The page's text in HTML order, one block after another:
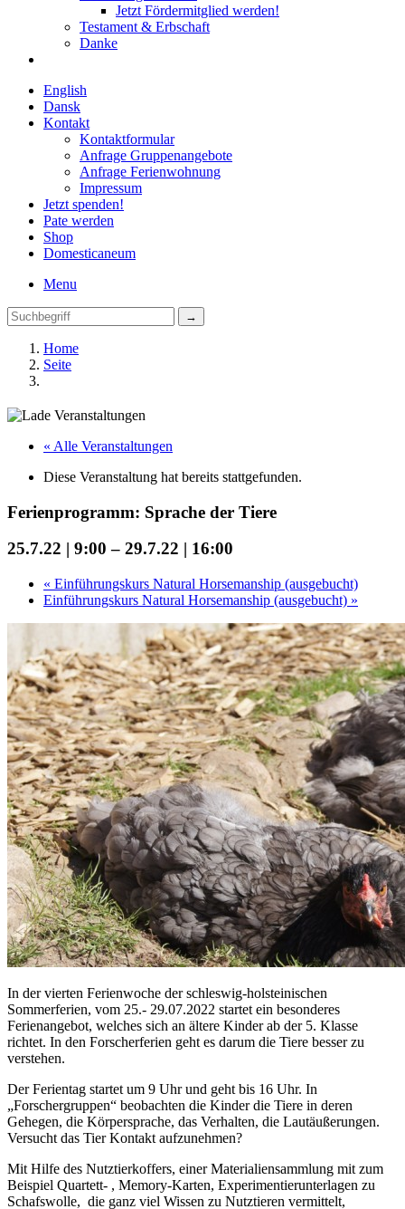
Jetzt Fördermitglied werden!
Testament & Erbschaft
Danke
English
Dansk
Kontakt
Kontaktformular
Anfrage Gruppenangebote
Anfrage Ferienwohnung
Impressum
Jetzt spenden!
Pate werden
Shop
Domesticaneum
Menu
Home
Seite
« Alle Veranstaltungen
Diese Veranstaltung hat bereits stattgefunden.
Ferienprogramm: Sprache der Tiere
25.7.22 | 9:00 – 29.7.22 | 16:00
« Einführungskurs Natural Horsemanship (ausgebucht)
Einführungskurs Natural Horsemanship (ausgebucht) »
In der vierten Ferienwoche der schleswig-holsteinischen
Sommerferien, vom 25.- 29.07.2022 startet ein besonderes
Ferienangebot, welches sich an ältere Kinder ab der 5. Klasse
richtet. In den Forscherferien geht es darum die Tiere besser zu
verstehen.
Der Ferientag startet um 9 Uhr und geht bis 16 Uhr. In
„Forschergruppen“ beobachten die Kinder die Tiere in deren
Gehegen, die Körpersprache, das Verhalten, die Lautäußerungen.
Versucht das Tier Kontakt aufzunehmen?
Mit Hilfe des Nutztierkoffers, einer Materialiensammlung mit zum
Beispiel Quartett- , Memory-Karten, Experimentierunterlagen zu
Schafswolle, die ganz viel Wissen zu Nutztieren vermittelt,